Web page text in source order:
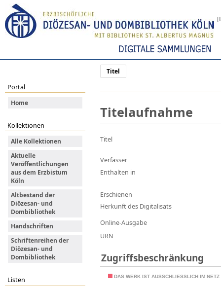
Titel
Portal
Home
Kollektionen
Alle Kollektionen
Aktuelle
Veröffentlichungen
aus dem Erzbistum
Köln
Altbestand der
Diözesan- und
Dombibliothek
Handschriften
Schriftenreihen der
Diözesan- und
Dombibliothek
Listen
Titelaufnahme
Titel
Verfasser
Enthalten in
Erschienen
Herkunft des Digitalisats
Online-Ausgabe
URN
Zugriffsbeschränkung
DAS WERK IST AUSSCHLIESSLICH IM